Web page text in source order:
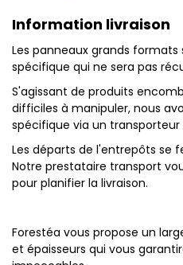
Information livraison
Les panneaux grands
spécifique qui ne sera pas
S'agissant de produits
difficiles à manipuler, nous
spécifique via un transporteur
Les départs de l'entrepôts se
Notre prestataire transport
pour planifier la livraison.
Forestéa vous propose un
et épaisseurs qui vous